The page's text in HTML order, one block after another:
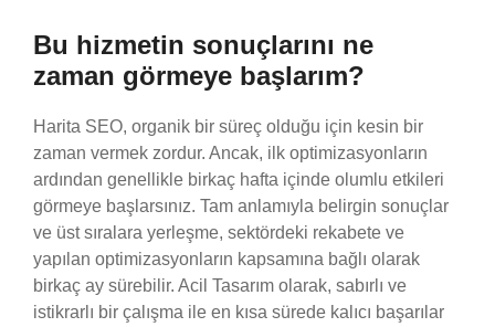
Bu hizmetin sonuçlarını ne
zaman görmeye başlarım?
Harita SEO, organik bir süreç olduğu için kesin bir
zaman vermek zordur. Ancak, ilk optimizasyonların
ardından genellikle birkaç hafta içinde olumlu etkileri
görmeye başlarsınız. Tam anlamıyla belirgin sonuçlar
ve üst sıralara yerleşme, sektördeki rekabete ve
yapılan optimizasyonların kapsamına bağlı olarak
birkaç ay sürebilir. Acil Tasarım olarak, sabırlı ve
istikrarlı bir çalışma ile en kısa sürede kalıcı başarılar